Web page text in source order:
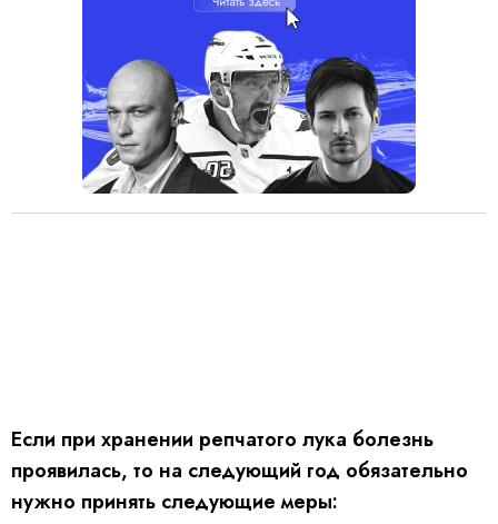
Если при хранении репчатого лука болезнь
проявилась, то на следующий год обязательно
нужно принять следующие меры: